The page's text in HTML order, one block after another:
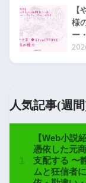
様
ー
人気記事(週